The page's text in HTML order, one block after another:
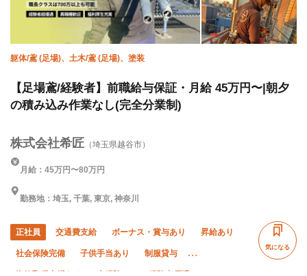
躯体/鳶 (足場)、土木/鳶 (足場)、塗装
【足場鳶/経験者】前職給与保証・月給 45万円〜|朝夕
の積み込み作業なし(完全分業制)
株式会社希匠 （埼玉県越谷市）
月給：45万円〜80万円
勤務地：埼玉, 千葉, 東京, 神奈川
正社員 交通費支給 ボーナス・賞与あり 昇給あり
社会保険完備 子供手当あり 制服貸与
気になる